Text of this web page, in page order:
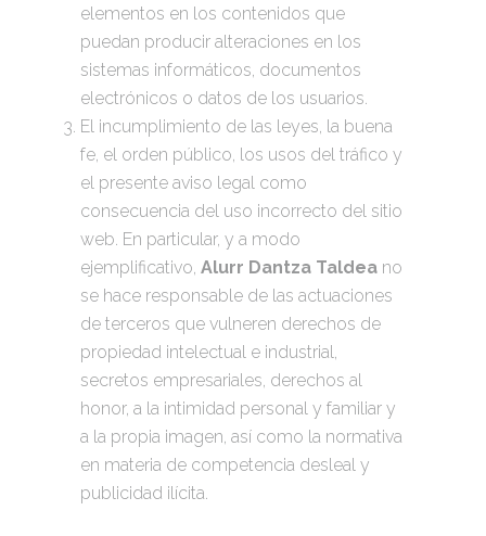
elementos en los contenidos que
puedan producir alteraciones en los
sistemas informáticos, documentos
electrónicos o datos de los usuarios.
El incumplimiento de las leyes, la buena
fe, el orden público, los usos del tráfico y
el presente aviso legal como
consecuencia del uso incorrecto del sitio
web. En particular, y a modo
ejemplificativo, Alurr Dantza Taldea no
se hace responsable de las actuaciones
de terceros que vulneren derechos de
propiedad intelectual e industrial,
secretos empresariales, derechos al
honor, a la intimidad personal y familiar y
a la propia imagen, así como la normativa
en materia de competencia desleal y
publicidad ilícita.